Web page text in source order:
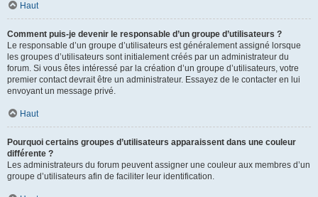
Haut
Comment puis-je devenir le responsable d’un groupe d’utilisateurs ?
Le responsable d’un groupe d’utilisateurs est généralement assigné lorsque
les groupes d’utilisateurs sont initialement créés par un administrateur du
forum. Si vous êtes intéressé par la création d’un groupe d’utilisateurs, votre
premier contact devrait être un administrateur. Essayez de le contacter en lui
envoyant un message privé.
Haut
Pourquoi certains groupes d’utilisateurs apparaissent dans une couleur
différente ?
Les administrateurs du forum peuvent assigner une couleur aux membres d’un
groupe d’utilisateurs afin de faciliter leur identification.